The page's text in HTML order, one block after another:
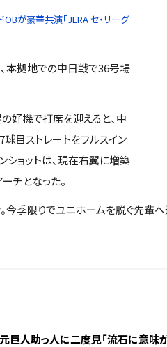
OBが豪華共演「JERA セ・リーグ
本拠地での中日戦で36号場
好機で打席を迎えると、中
目ストレートをフルスイン
ショットは、現在右翼に増築
チとなった。
季限りでユニホームを脱ぐ先輩へ
元巨人助っ人に二度見「流石に意味